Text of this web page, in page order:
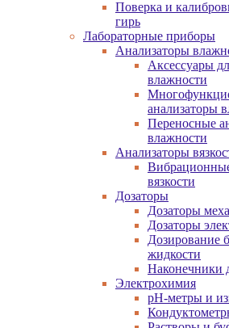
Поверка и
гирь
Лабораторные приборы
Анализаторы
Аксессуары
влажности
анализаторы
Переносные
влажности
Анализаторы
вязкости
Дозаторы
Дозаторы
Дозаторы
Дозирование
жидкости
Наконечники
Электрохимия
pH-метры и